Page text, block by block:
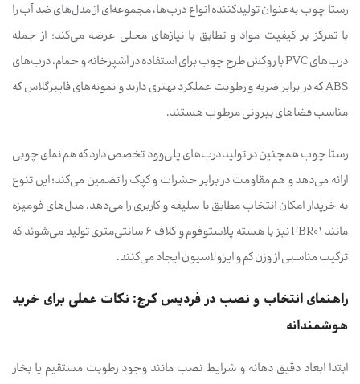
رستا چوب به‌عنوان تولیدکننده انواع درب‌ها، مجموعه‌ای از مدل‌های ضد آب را
با تمرکز بر کیفیت مواد و تطابق با نیازهای محلی عرضه می‌کند؛ از جمله
درب‌های PVC با روکش طرح چوب برای استفاده در آشپزخانه و حمام، درب‌های
ABS که در برابر ضربه و رطوبت عملکرد بهتری دارند و نمونه‌های فایبرگلاس که
مناسب فضاهای بیرونی مرطوب هستند.
رستا چوب همچنین در تولید درب‌های پلی‌وود تخصص دارد که هم نمای چوبی
ارائه می‌دهد و هم مقاومت در برابر حشرات و کپک را تضمین می‌کند؛ این تنوع
به خریدار امکان انتخاب مطابق با سلیقه و کاربری را می‌دهد. مدل‌های فومیزه
مانند FBR01 نیز با هسته پلاستوفوم و کلاف 6 سانتی‌متری تولید می‌شوند که
ترکیب مناسبی از وزن کم و ایزولاسیون ایجاد می‌کنند.
راهنمای انتخاب و نصب در فردیس کرج: نکات عملی برای خرید
هوشمندانه
ابتدا ابعاد دقیق دهانه و شرایط نصب مانند وجود رطوبت مستقیم یا بخار